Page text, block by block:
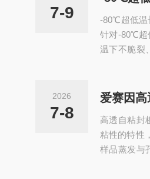
7-9
-80℃超低温
针对-80℃超
温下不脆裂
裂、脱胶问
绝孔间交叉
2026
7-8
爱赛因高
高透自粘封
粘性的特性
样品蒸发与